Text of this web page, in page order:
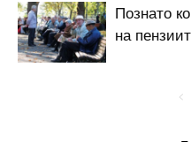
Познато
на